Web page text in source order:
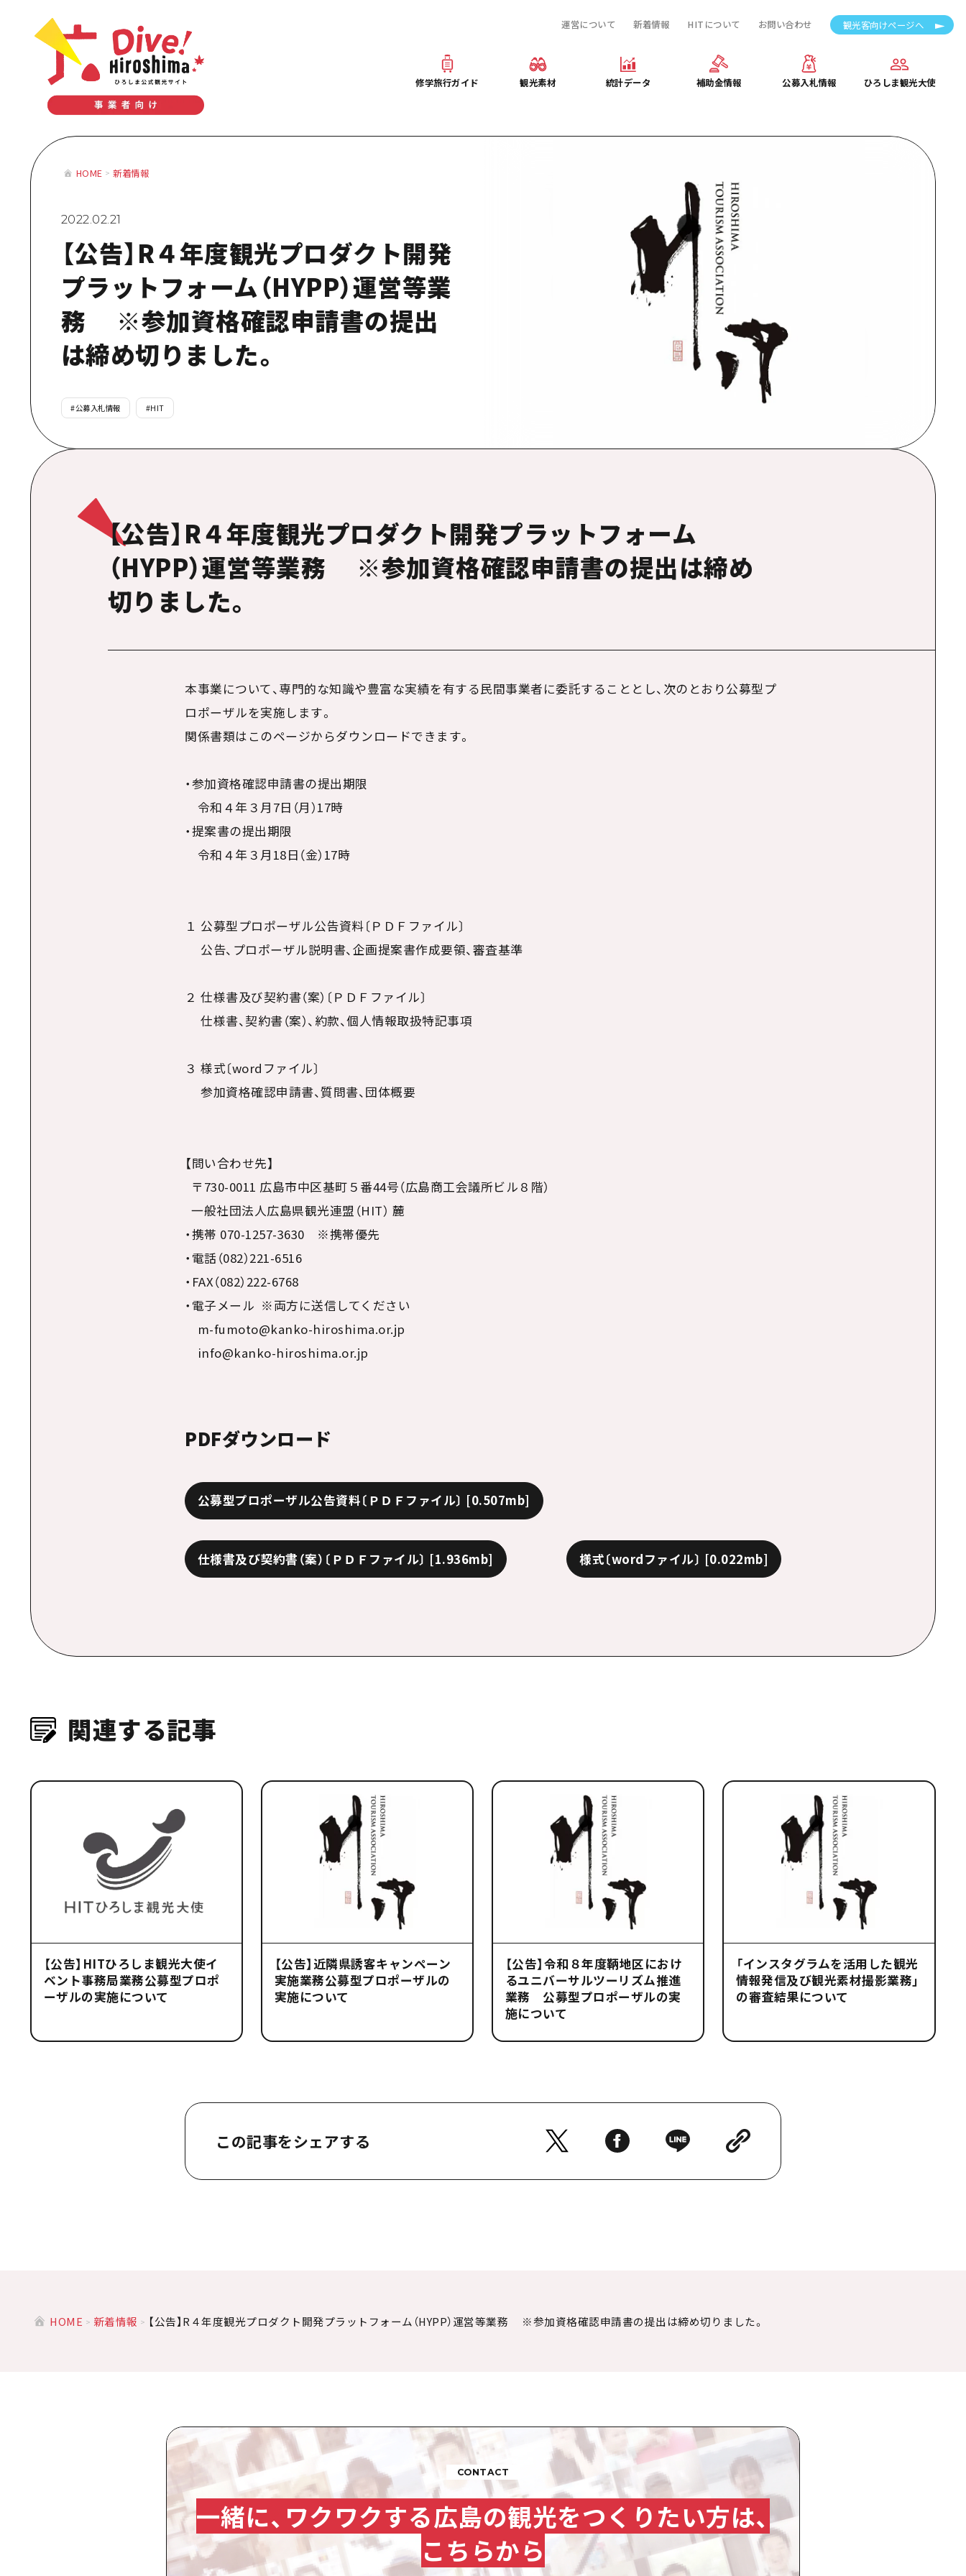
運営について 新着情報 HITについて お問い合わせ 観光客向けページへ
修学旅行ガイド
観光素材
統計データ
補助金情報
公募入札情報
ひろしま観光大使
体験型学習プログラム
オンライン相談窓口
観光素材
HOME 新着情報
2022.02.21
【公告】R４年度観光プロダクト開発
プラットフォーム（HYPP）運営等業
務 ※参加資格確認申請書の提出
は締め切りました。
#公募入札情報 #HIT
【公告】R４年度観光プロダクト開発プラットフォーム
（HYPP）運営等業務 ※参加資格確認申請書の提出は締め
切りました。
本事業について、専門的な知識や豊富な実績を有する民間事業者に委託することとし、次のとおり公募型プ
ロポーザルを実施します。
関係書類はこのページからダウンロードできます。
・参加資格確認申請書の提出期限
令和４年３月7日（月）17時
・提案書の提出期限
令和４年３月18日（金）17時
１ 公募型プロポーザル公告資料〔ＰＤＦファイル〕
公告、プロポーザル説明書、企画提案書作成要領、審査基準
２ 仕様書及び契約書（案）〔ＰＤＦファイル〕
仕様書、契約書（案）、約款、個人情報取扱特記事項
３ 様式〔wordファイル〕
参加資格確認申請書、質問書、団体概要
【問い合わせ先】
〒730-0011 広島市中区基町５番44号（広島商工会議所ビル８階）
一般社団法人広島県観光連盟（HIT） 麓
・携帯 070-1257-3630 ※携帯優先
・電話（082）221-6516
・FAX（082）222-6768
・電子メール ※両方に送信してください
m-fumoto@kanko-hiroshima.or.jp
info@kanko-hiroshima.or.jp
PDFダウンロード
公募型プロポーザル公告資料〔ＰＤＦファイル〕 [0.507mb]
仕様書及び契約書（案）〔ＰＤＦファイル〕 [1.936mb] 様式〔wordファイル〕 [0.022mb]
関連する記事
【公告】HITひろしま観光大使イ
ベント事務局業務公募型プロポ
ーザルの実施について
【公告】近隣県誘客キャンペーン
実施業務公募型プロポーザルの
実施について
【公告】令和８年度鞆地区におけ
るユニバーサルツーリズム推進
業務 公募型プロポーザルの実
施について
「インスタグラムを活用した観光
情報発信及び観光素材撮影業務」
の審査結果について
この記事をシェアする
HOME 新着情報 【公告】R４年度観光プロダクト開発プラットフォーム（HYPP）運営等業務 ※参加資格確認申請書の提出は締め切りました。
CONTACT
一緒に、ワクワクする広島の観光をつくりたい方は、
こちらから